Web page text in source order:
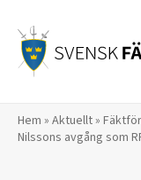
innehåll
Hem » Aktuellt»
Nilssons avgång som